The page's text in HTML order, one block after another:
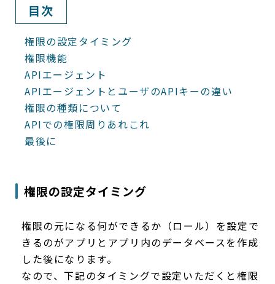
目次
権限の設定タイミング
権限機能
APIエージェント
APIエージェントとユーザのAPIキーの違い
権限の種類について
APIでの権限周りあれこれ
最後に
権限の設定タイミング
権限の元になる何ができるか（ロール）を設定で
きるのがアプリとアプリ内のデータベースを作成
した後になります。
なので、下記のタイミングで設定いただくと権限